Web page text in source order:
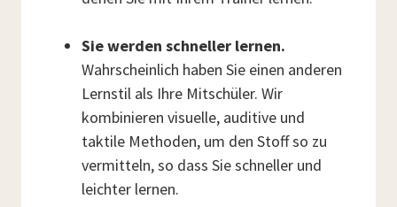
Sie werden schneller lernen.
Wahrscheinlich haben Sie einen anderen
Lernstil als Ihre Mitschüler. Wir
kombinieren visuelle, auditive und
taktile Methoden, um den Stoff so zu
vermitteln, so dass Sie schneller und
leichter lernen.